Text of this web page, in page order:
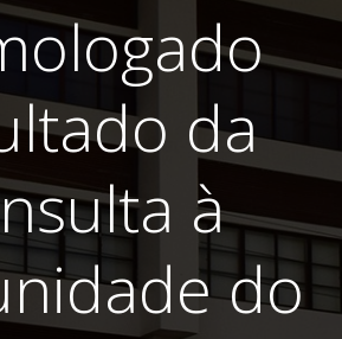
da
à
do